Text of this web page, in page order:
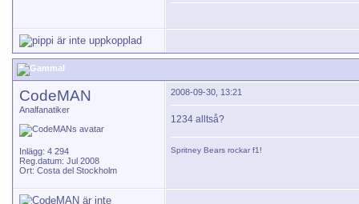
CodeMAN
Analfanatiker
Inlägg: 4 294
Reg.datum: Jul 2008
Ort: Costa del Stockholm
2008-09-30, 13:21
1234 alltså?
Spritney Bears rockar f1!